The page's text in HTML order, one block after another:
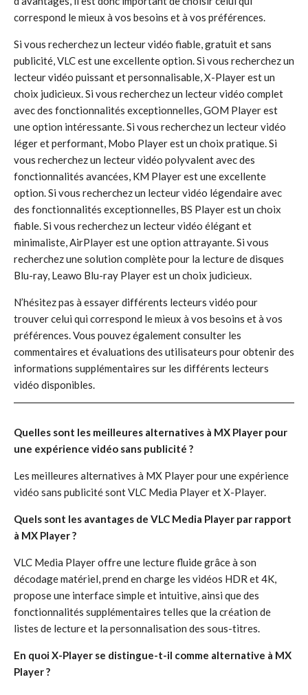
correspond le mieux à vos besoins et à vos préférences.
Si vous recherchez un lecteur vidéo fiable, gratuit et sans
publicité, VLC est une excellente option. Si vous recherchez un
lecteur vidéo puissant et personnalisable, X-Player est un
choix judicieux. Si vous recherchez un lecteur vidéo complet
avec des fonctionnalités exceptionnelles, GOM Player est
une option intéressante. Si vous recherchez un lecteur vidéo
léger et performant, Mobo Player est un choix pratique. Si
vous recherchez un lecteur vidéo polyvalent avec des
fonctionnalités avancées, KM Player est une excellente
option. Si vous recherchez un lecteur vidéo légendaire avec
des fonctionnalités exceptionnelles, BS Player est un choix
fiable. Si vous recherchez un lecteur vidéo élégant et
minimaliste, AirPlayer est une option attrayante. Si vous
recherchez une solution complète pour la lecture de disques
Blu-ray, Leawo Blu-ray Player est un choix judicieux.
N’hésitez pas à essayer différents lecteurs vidéo pour
trouver celui qui correspond le mieux à vos besoins et à vos
préférences. Vous pouvez également consulter les
commentaires et évaluations des utilisateurs pour obtenir des
informations supplémentaires sur les différents lecteurs
vidéo disponibles.
Quelles sont les meilleures alternatives à MX Player pour
une expérience vidéo sans publicité ?
Les meilleures alternatives à MX Player pour une expérience
vidéo sans publicité sont VLC Media Player et X-Player.
Quels sont les avantages de VLC Media Player par rapport
à MX Player ?
VLC Media Player offre une lecture fluide grâce à son
décodage matériel, prend en charge les vidéos HDR et 4K,
propose une interface simple et intuitive, ainsi que des
fonctionnalités supplémentaires telles que la création de
listes de lecture et la personnalisation des sous-titres.
En quoi X-Player se distingue-t-il comme alternative à MX
Player ?